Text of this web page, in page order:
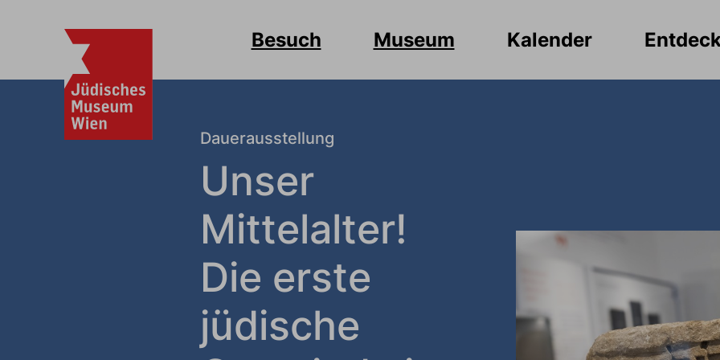
Besuch Museum Kalender
Dauerausstellung
Unser
Mittelalter!
Die erste
jüdische